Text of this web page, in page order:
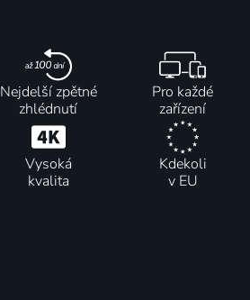
Nejdelší zpětné
zhlédnutí
Pro každé
zařízení
Vysoká
kvalita
Kdekoli
v EU